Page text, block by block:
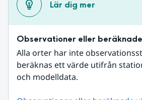
Lär dig mer
Observationer eller
Alla orter har inte
beräknas ett värde utifrån
och modelldata.